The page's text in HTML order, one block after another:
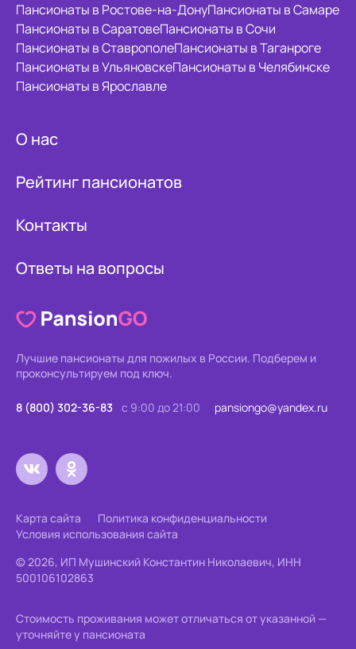
Пансионаты в Ростове-на-ДонуПансионаты в Самаре
Пансионаты в СаратовеПансионаты в Сочи
Пансионаты в СтаврополеПансионаты в Таганроге
Пансионаты в УльяновскеПансионаты в Челябинске
Пансионаты в Ярославле
О нас
Рейтинг пансионатов
Контакты
Ответы на вопросы
Лучшие пансионаты для пожилых в России. Подберем и
проконсультируем под ключ.
8 (800) 302-36-83 с 9:00 до 21:00 pansiongo@yandex.ru
Карта сайта
Политика конфиденциальности
Условия использования сайта
© 2026, ИП Мушинский Константин Николаевич, ИНН
500106102863
Стоимость проживания может отличаться от указанной —
уточняйте у пансионата